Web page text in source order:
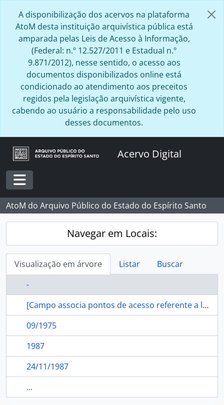
A disponibilização dos acervos na plataforma
AtoM desta instituição arquivística pública está
amparada pelas Leis de Acesso à Informação,
(Federal: n.º 12.527/2011 e Estadual n.º
9.871/2012), nesse sentido, o acesso aos
documentos disponibilizados online está
condicionado ao atendimento aos preceitos
regidos pela legislação arquivística vigente,
cabendo ao usuário a responsabilidade pelo uso
desses documentos.
Acervo Digital
Toggle navigation
AtoM do Arquivo Público do Estado do Espírito Santo
Navegar em Locais:
Visualização em árvore Listar
Buscar
-
[Campo associa pontos de acesso referente a localidade ao Registro de Autoridade]
09/1975
1987
24/11/1987
...